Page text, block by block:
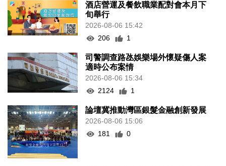
酒店營運及餐飲職業配對會本月下
旬舉行
2026-08-06 15:42
206
1
司警調查路氹娛樂場外懷疑傷人案
適時公布案情
2026-08-06 15:34
2124
1
論壇冀推動灣區銀髮金融創新發展
2026-08-06 15:06
181
0